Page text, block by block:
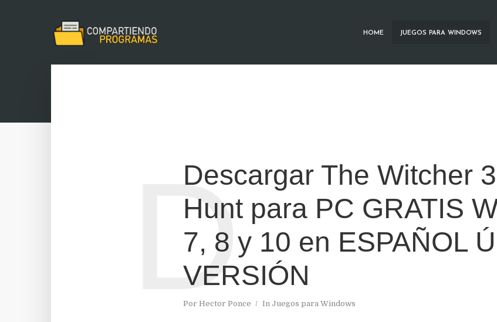
HOME JUEGOS PARA WINDOWS
Descargar The Witcher
Hunt para PC GRATIS
7, 8 y 10 en ESPAÑOL
VERSIÓN
Por Hector Ponce In Juegos para Windows
D